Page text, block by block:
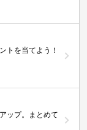
トを当てよう！
ップ。まとめて